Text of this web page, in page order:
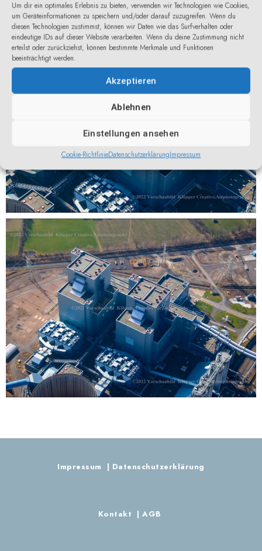
Um dir ein optimales Erlebnis zu bieten, verwenden wir Technologien wie Cookies,
um Geräteinformationen zu speichern und/oder darauf zuzugreifen. Wenn du
diesen Technologien zustimmst, können wir Daten wie das Surfverhalten oder
eindeutige IDs auf dieser Website verarbeiten. Wenn du deine Zustimmung nicht
erteilst oder zurückziehst, können bestimmte Merkmale und Funktionen
beeinträchtigt werden.
Akzeptieren
Ablehnen
Einstellungen ansehen
Cookie-RichtlinieDatenschutzerklärungImpressum
RWE Kraftwerk Hamm-
1244_prot
0
RWE Kraftwerk Hamm-
1245_prot
Impressum | Datenschutzerklärung
Kontakt |AGB